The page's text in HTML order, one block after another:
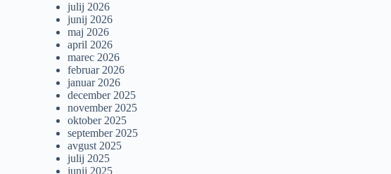
julij 2026
junij 2026
maj 2026
april 2026
marec 2026
februar 2026
januar 2026
december 2025
november 2025
oktober 2025
september 2025
avgust 2025
julij 2025
junij 2025